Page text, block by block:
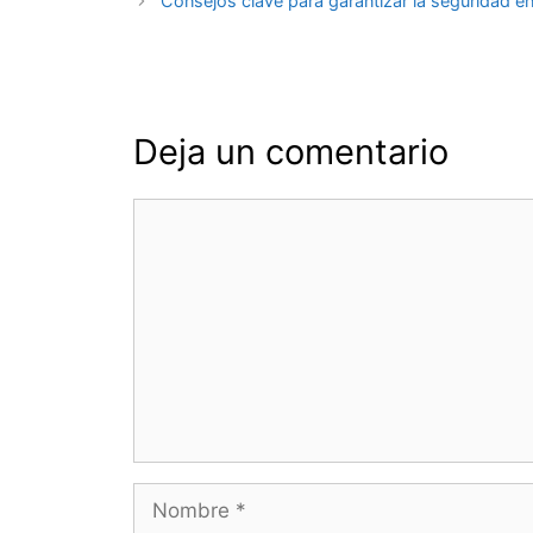
Deja un comentario
Nombre